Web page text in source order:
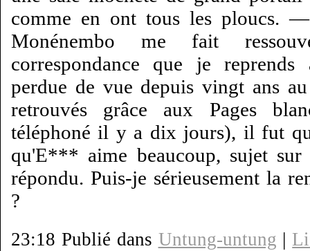
comme en ont tous les ploucs.
Monénembo me fait
correspondance que je
perdue de vue depuis vingt ans
retrouvés grâce aux Pages
téléphoné il y a dix jours), il fut
qu'E*** aime beaucoup, sujet
répondu. Puis-je sérieusement la
?
23:18 Publié dans Untung-untung |